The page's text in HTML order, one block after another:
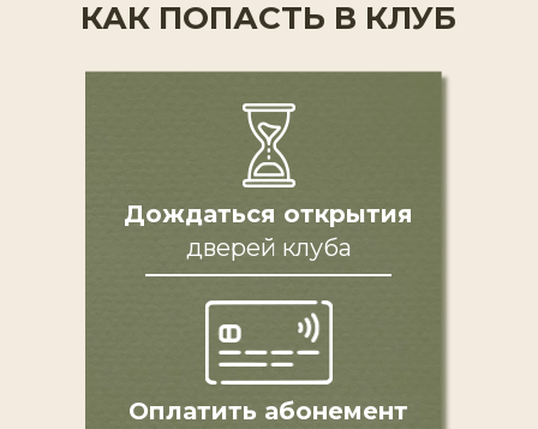
ВСТУПИТЬ В КЛУБ
КАК ПОПАСТЬ В КЛУБ
Дождаться открытия
дверей клуба
Оплатить абонемент